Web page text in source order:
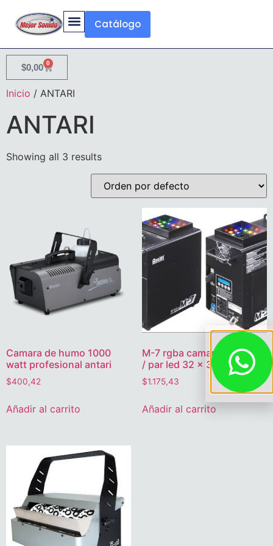
Catálogo
$0,00 0
Inicio / ANTARI
ANTARI
Showing all 3 results
Camara de humo 1000
watt profesional antari
$400,42
Añadir al carrito
M-7 rgba camara de humo
/ par led 32 x 3 watt
$1.175,43
Añadir al carrito